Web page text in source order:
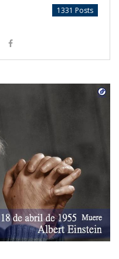
1331 Posts